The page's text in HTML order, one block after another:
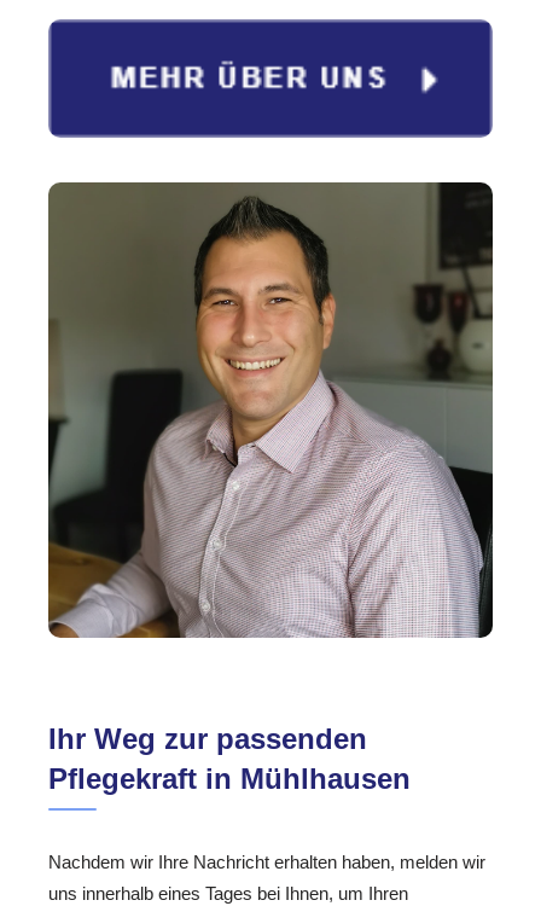
Ihr Weg zur passenden
Pflegekraft in Mühlhausen
Nachdem wir Ihre Nachricht erhalten haben, melden wir
uns innerhalb eines Tages bei Ihnen, um Ihren